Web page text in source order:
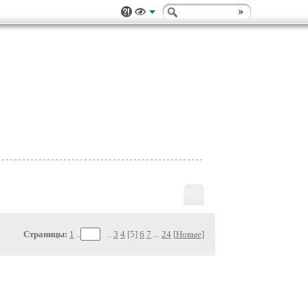
Страницы: 1 .. .. 3 4 [5] 6 7 ... 24 [Новые]